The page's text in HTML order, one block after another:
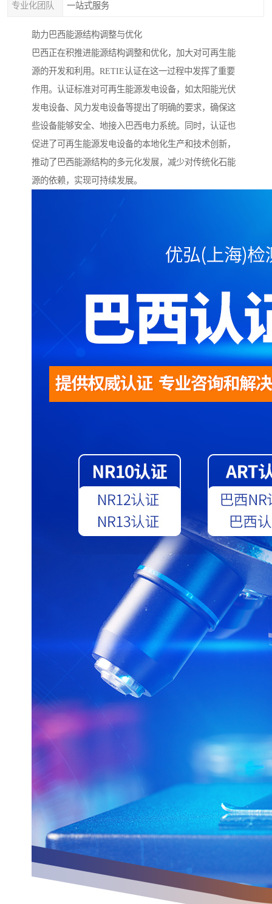
专业化团队 一站式服务
助力巴西能源结构调整与优化
巴西正在积推进能源结构调整和优化，加大对可再生能
源的开发和利用。RETIE认证在这一过程中发挥了重要
作用。认证标准对可再生能源发电设备，如太阳能光伏
发电设备、风力发电设备等提出了明确的要求，确保这
些设备能够安全、地接入巴西电力系统。同时，认证也
促进了可再生能源发电设备的本地化生产和技术创新，
推动了巴西能源结构的多元化发展，减少对传统化石能
源的依赖，实现可持续发展。